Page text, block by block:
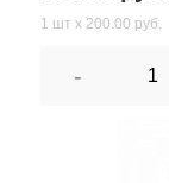
1 шт х 200.00 руб.
-